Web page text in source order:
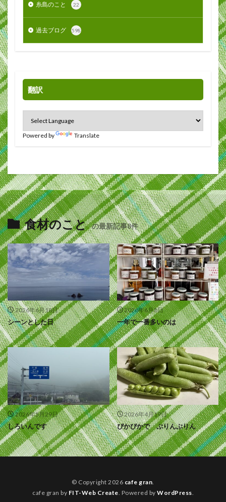
糸島のこと 22
過去ブログ 598
翻訳
Powered by Translate
食材のこと の最新記事8件
2026年6月18日
シーンとした日
2026年6月8日
一年で一番多いのは
2026年5月29日
しろいんです
2026年4月19日
ぴかぴかで ぷりんぷりん
© Copyright 2026 cafe gran
cafe gran by FIT-Web Create . Powered by WordPress